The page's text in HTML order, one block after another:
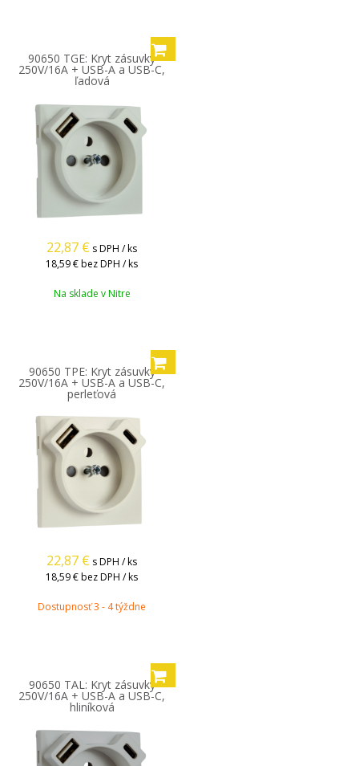
90650 TGE: Kryt zásuvky
250V/16A + USB-A a USB-C,
ľadová
22,87 € s DPH / ks
18,59 €bez DPH / ks
Na sklade v Nitre
90650 TPE: Kryt zásuvky
250V/16A + USB-A a USB-C,
perleťová
22,87 € s DPH / ks
18,59 €bez DPH / ks
Dostupnosť 3 - 4 týždne
90650 TAL: Kryt zásuvky
250V/16A + USB-A a USB-C,
hliníková